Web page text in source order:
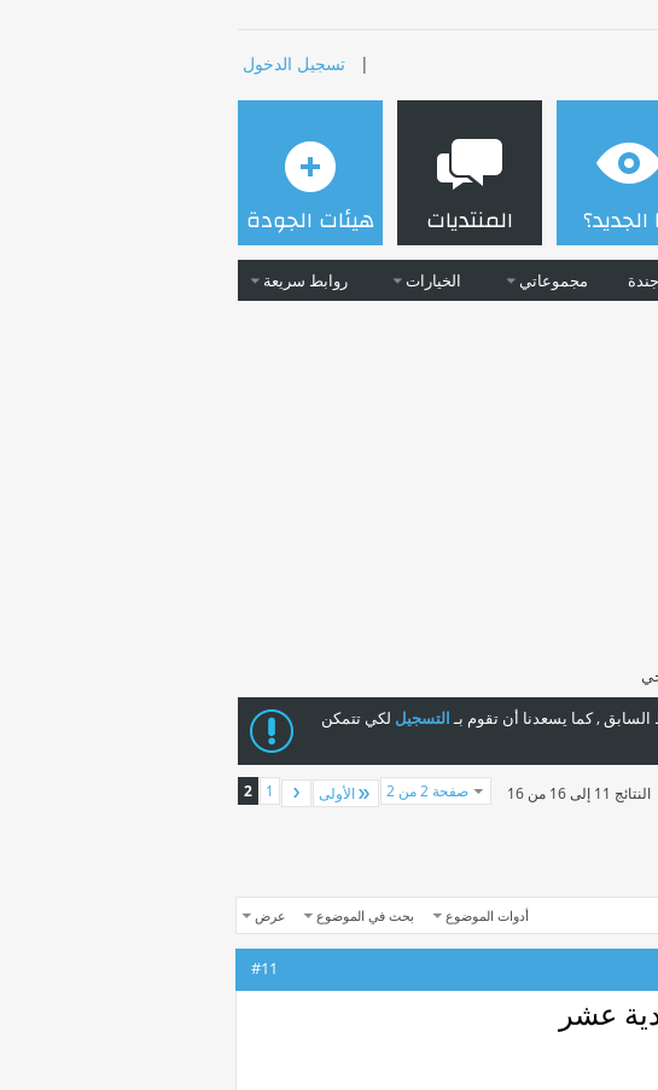
| تسجيل الدخول
الجديد؟ المنتديات
مجموعاتي الخيارات روابط سريعة
هيئات الجودة
, كما يسعدنا أن تقوم بـالتسجيل لكي تتمكن
صفحة 2 من 2 الأولى 1
2 النتائج 11 إلى 16 من 16
أدوات الموضوع بحث في الموضوع عرض
#11
عشر